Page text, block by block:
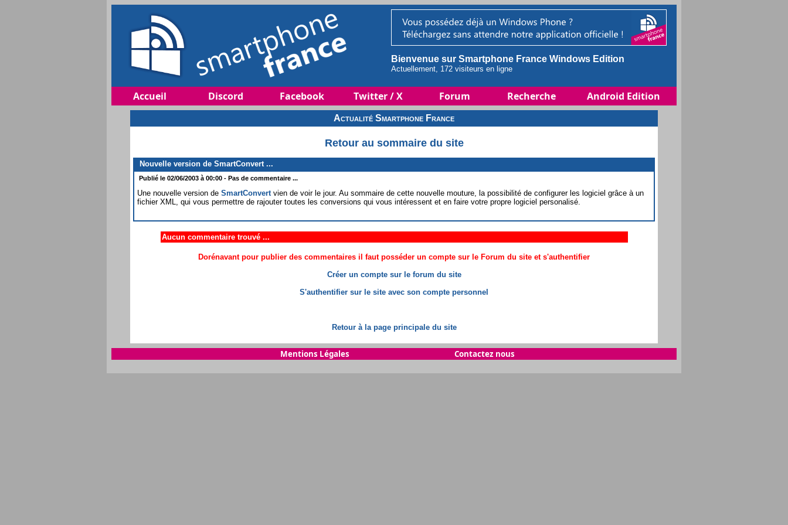
Bienvenue sur Smartphone France Windows Edition
Actuellement, 172 visiteurs en ligne
Accueil Discord Facebook Twitter / X Forum Recherche Android Edition
Actualité Smartphone France
Retour au sommaire du site
Nouvelle version de SmartConvert ...
Publié le 02/06/2003 à 00:00 - Pas de commentaire ...
Une nouvelle version de SmartConvert vien de voir le jour. Au sommaire de cette nouvelle mouture, la possibilité de configurer les logiciel grâce à un
fichier XML, qui vous permettre de rajouter toutes les conversions qui vous intéressent et en faire votre propre logiciel personalisé.
Aucun commentaire trouvé ...
Dorénavant pour publier des commentaires il faut posséder un compte sur le Forum du site et s'authentifier
Créer un compte sur le forum du site
S'authentifier sur le site avec son compte personnel
Retour à la page principale du site
Mentions Légales Contactez nous